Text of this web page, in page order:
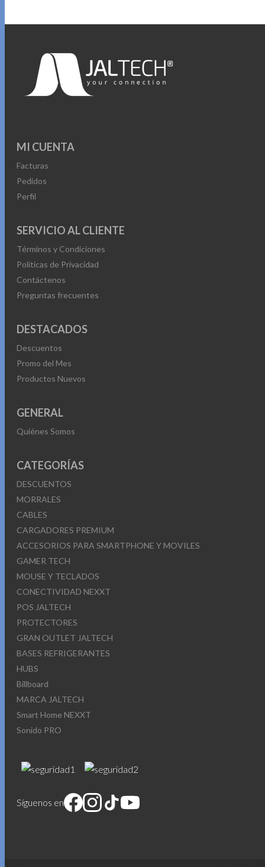
MI CUENTA
Facturas
Pedidos
Perfil
SERVICIO AL CLIENTE
Términos y Condiciones
Políticas de Privacidad
Contáctenos
Preguntas frecuentes
DESTACADOS
Descuentos
Promo del Mes
Productos Nuevos
GENERAL
Quiénes Somos
CATEGORÍAS
DESCUENTOS
MORRALES
CABLES
CARGADORES PREMIUM
ACCESORIOS PARA SMARTPHONE Y MOVILES
GAMER TECH
MOUSE Y TECLADOS
CONECTIVIDAD NEXXT
POS JALTECH
PROTECTORES
GRAN OUTLET JALTECH
BASES REFRIGERANTES
HUBS
Billboard
MARCA JALTECH
Smart Home NEXXT
Sonido PRO
Síguenos en